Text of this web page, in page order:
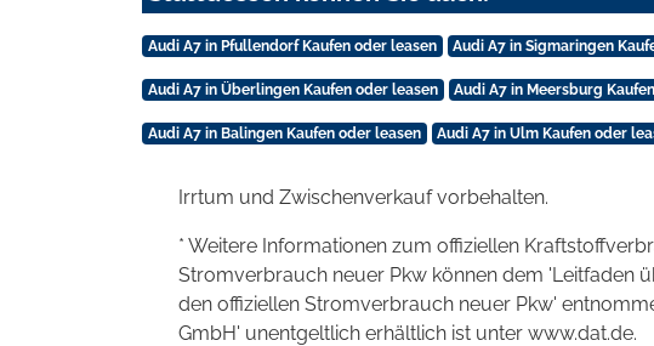
Audi A7 in Pfullendorf Kaufen oder leasen Audi A7 in Sigmaringen
Audi A7 in Überlingen Kaufen oder leasen Audi A7 in Meersburg
Audi A7 in Balingen Kaufen oder leasen Audi A7 in Ulm Kaufen oder
Irrtum und Zwischenverkauf vorbehalten.
* Weitere Informationen zum offiziellen
Stromverbrauch neuer Pkw können dem 'Leitfaden
den offiziellen Stromverbrauch neuer Pkw'
GmbH' unentgeltlich erhältlich ist unter www.dat.de.